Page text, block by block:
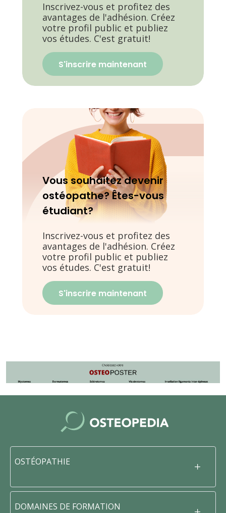
Inscrivez-vous et profitez des
avantages de l'adhésion. Créez
votre profil public et publiez
vos études. C'est gratuit!
S'inscrire maintenant
Vous souhaitez devenir
ostéopathe? Êtes-vous
étudiant?
Inscrivez-vous et profitez des
avantages de l'adhésion. Créez
votre profil public et publiez
vos études. C'est gratuit!
S'inscrire maintenant
OSTÉOPATHIE
DOMAINES DE FORMATION